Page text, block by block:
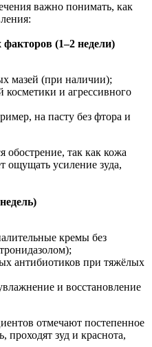
важно понимать, как
(1–2 недели)
мазей (при наличии);
и агрессивного
на пасту без фтора и
обострение, так как кожа
ощущать усиление зуда,
кремы без
антибиотиков при тяжёлых
и восстановление
отмечают постепенное
зуд и краснота,